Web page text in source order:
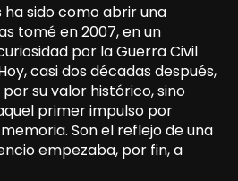
sido como abrir una
tomé en 2007, en un
por la Guerra Civil
casi dos décadas después,
su valor histórico, sino
primer impulso por
Son el reflejo de una
empezaba, por fin, a